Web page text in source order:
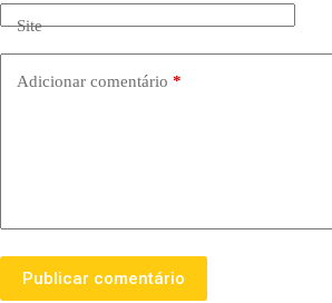
Site
Adicionar comentário *
Publicar comentário